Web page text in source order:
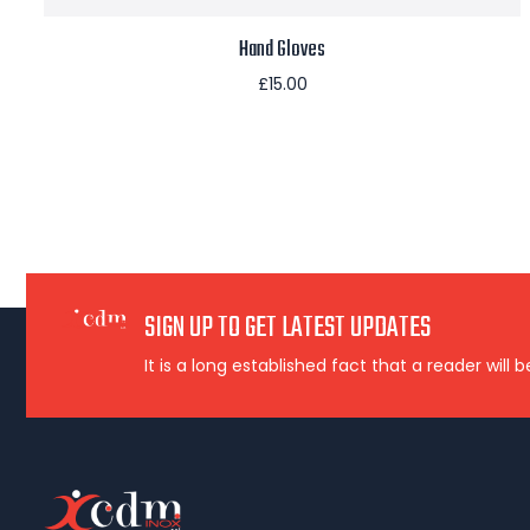
Hand Gloves
£15.00
SIGN UP TO GET LATEST UPDATES
It is a long established fact that a reader will